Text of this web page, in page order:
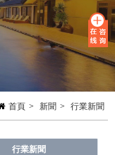
首頁 > 新聞 > 行業新聞
行業新聞